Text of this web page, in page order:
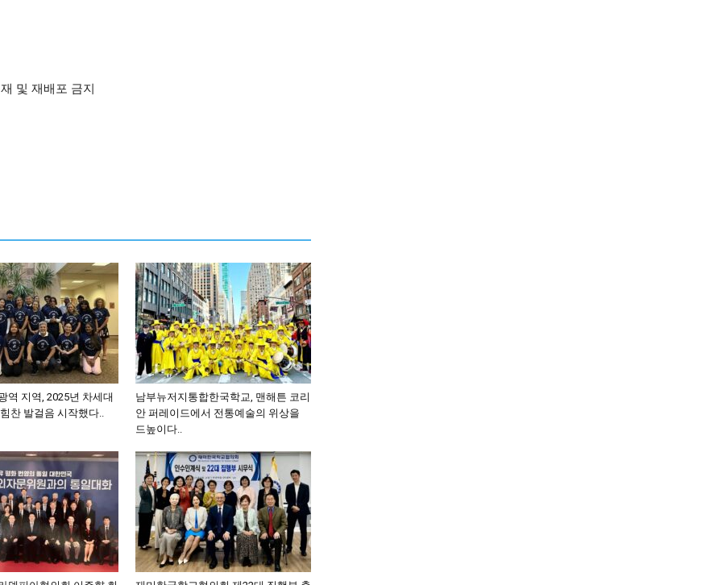
및 재배포 금지
역 지역, 2025년 차세대
찬 발걸음 시작했다..
남부뉴저지통합한국학교, 맨해튼 코리
안 퍼레이드에서 전통예술의 위상을
드높이다..